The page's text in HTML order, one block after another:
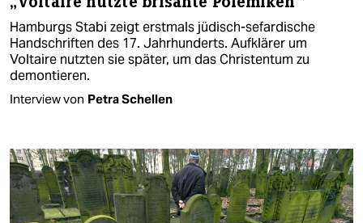
Hamburgs Stabi zeigt erstmals jüdisch-sefardische
Handschriften des 17. Jahrhunderts. Aufklärer um
Voltaire nutzten sie später, um das Christentum zu
demontieren.
Interview von Petra Schellen